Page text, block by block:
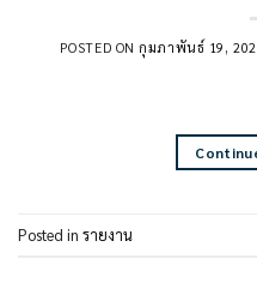
POSTED ONกุมภาพันธ์ 19,
Posted in รายงาน